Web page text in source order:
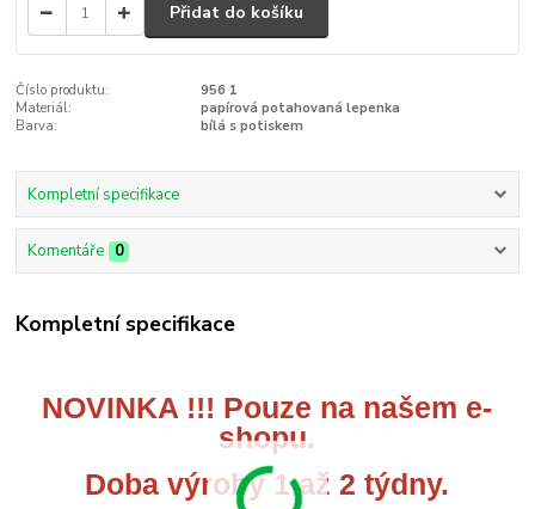
Přidat do košíku
Číslo produktu:
956 1
Materiál:
papírová potahovaná lepenka
Barva:
bílá s potiskem
Kompletní specifikace
Komentáře 0
Kompletní specifikace
NOVINKA !!! Pouze na našem e-
shopu.
Doba výroby 1 až 2 týdny.